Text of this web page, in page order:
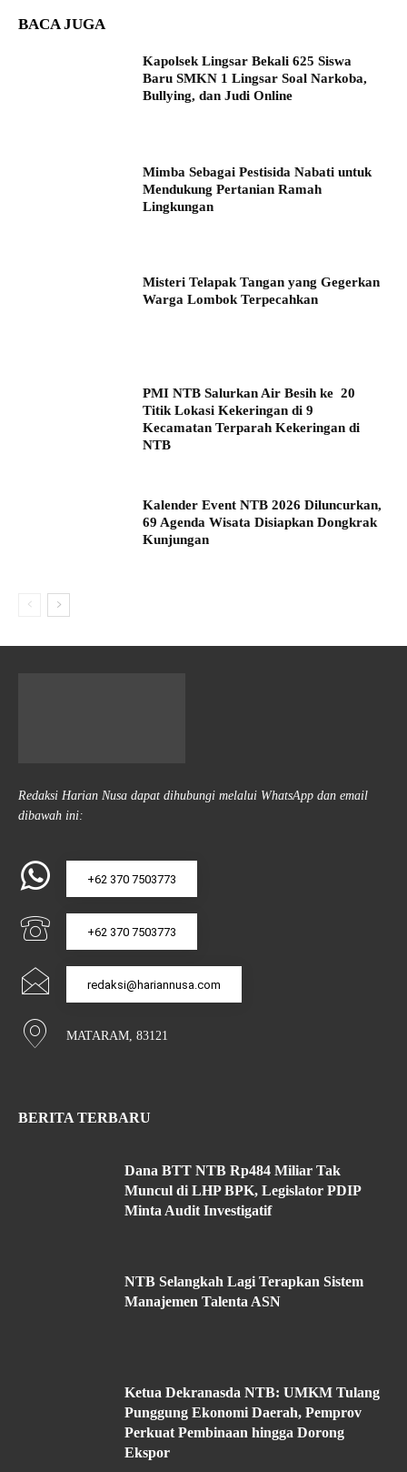
BACA JUGA
Kapolsek Lingsar Bekali 625 Siswa
Baru SMKN 1 Lingsar Soal Narkoba,
Bullying, dan Judi Online
Mimba Sebagai Pestisida Nabati untuk
Mendukung Pertanian Ramah
Lingkungan
Misteri Telapak Tangan yang Gegerkan
Warga Lombok Terpecahkan
PMI NTB Salurkan Air Besih ke 20
Titik Lokasi Kekeringan di 9
Kecamatan Terparah Kekeringan di
NTB
Kalender Event NTB 2026 Diluncurkan,
69 Agenda Wisata Disiapkan Dongkrak
Kunjungan
Redaksi Harian Nusa dapat dihubungi melalui WhatsApp dan email
dibawah ini:
+62 370 7503773
+62 370 7503773
redaksi@hariannusa.com
MATARAM, 83121
BERITA TERBARU
Dana BTT NTB Rp484 Miliar Tak
Muncul di LHP BPK, Legislator PDIP
Minta Audit Investigatif
NTB Selangkah Lagi Terapkan Sistem
Manajemen Talenta ASN
Ketua Dekranasda NTB: UMKM Tulang
Punggung Ekonomi Daerah, Pemprov
Perkuat Pembinaan hingga Dorong
Ekspor